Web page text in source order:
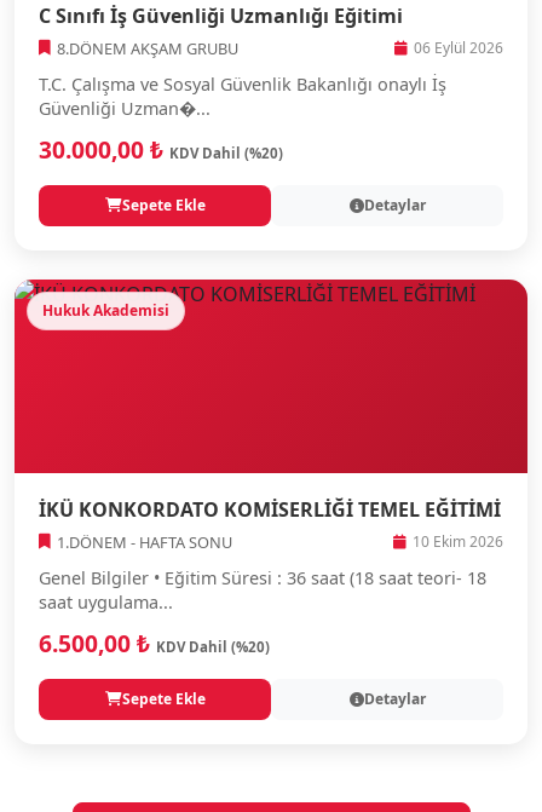
C Sınıfı İş Güvenliği Uzmanlığı Eğitimi
8.DÖNEM AKŞAM GRUBU 06 Eylül 2026
T.C. Çalışma ve Sosyal Güvenlik Bakanlığı onaylı İş
Güvenliği Uzman�...
30.000,00 ₺ KDV Dahil (%20)
Sepete Ekle Detaylar
Hukuk Akademisi
İKÜ KONKORDATO KOMİSERLİĞİ TEMEL EĞİTİMİ
1.DÖNEM - HAFTA SONU 10 Ekim 2026
Genel Bilgiler • Eğitim Süresi : 36 saat (18 saat teori- 18
saat uygulama...
6.500,00 ₺ KDV Dahil (%20)
Sepete Ekle Detaylar